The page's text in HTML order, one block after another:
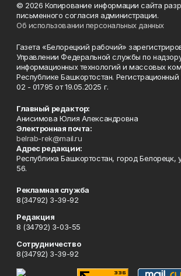
© 2026 Копирование информации сайта
письменного согласия администрации.
Об использовании персональных данных
Газета «Белорецкий рабочий»
Управлении Федеральной службы по
информационных технологий и массовых
Республике Башкортостан.
02 - 01795 от 19.05.2025 г.
Главный редактор:
Анисимова Юлия Александровна
Электронная почта:
belrab-rek@mail.ru
Адрес редакции:
Республика Башкортостан, город Белорецк,
56.
Рекламная служба
8(34792) 3-39-92
Редакция
8 (34792) 3-03-55
Сотрудничество
8(34792) 3-39-92